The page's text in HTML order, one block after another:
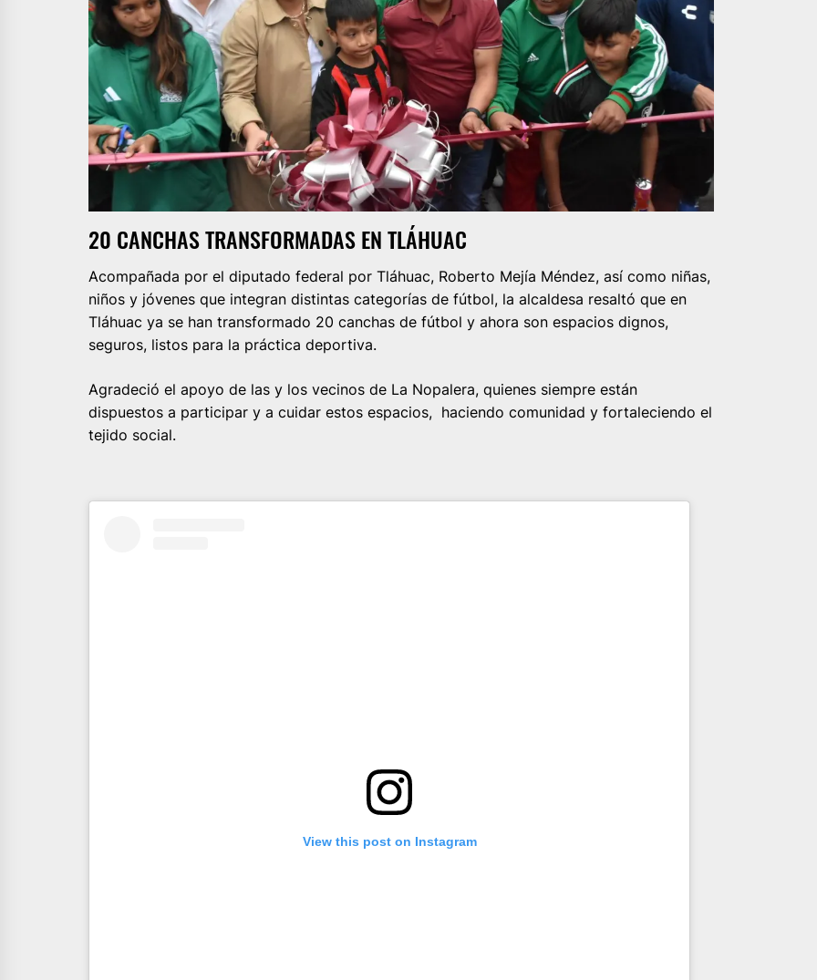
20 CANCHAS TRANSFORMADAS EN TLÁHUAC
Acompañada por el diputado federal por Tláhuac, Roberto Mejía Méndez, así como niñas,
niños y jóvenes que integran distintas categorías de fútbol, la alcaldesa resaltó que en
Tláhuac ya se han transformado 20 canchas de fútbol y ahora son espacios dignos,
seguros, listos para la práctica deportiva.
Agradeció el apoyo de las y los vecinos de La Nopalera, quienes siempre están
dispuestos a participar y a cuidar estos espacios, haciendo comunidad y fortaleciendo el
tejido social.
View this post on Instagram